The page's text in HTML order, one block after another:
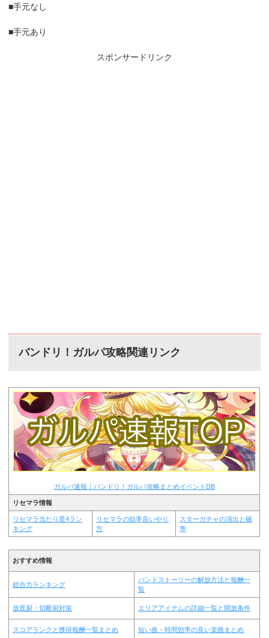
■手元なし
■手元あり
スポンサードリンク
バンドリ！ガルパ攻略関連リンク
ガルパ速報｜バンドリ！ガルパ攻略まとめイベントDB
リセマラ情報
リセマラ当たり星4ラン
キング
リセマラの効率良いやり
方
スターガチャの演出と確
率
おすすめ情報
総合力ランキング
バンドストーリーの解放方法と報酬一
覧
放置厨・切断厨対策 エリアアイテムの詳細一覧と開放条件
スコアランクと獲得報酬一覧まとめ 短い曲・時間効率の良い楽曲まとめ